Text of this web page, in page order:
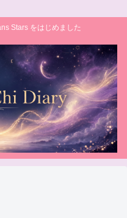
Stars をはじめました